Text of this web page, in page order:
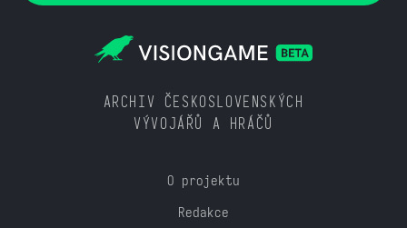
ARCHIV ČESKOSLOVENSKÝCH
VÝVOJÁŘŮ A HRÁČŮ
O projektu
Redakce